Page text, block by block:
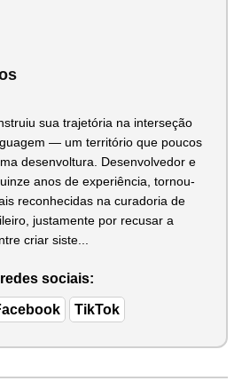
sua trajetória na interseção
— um território que poucos
desenvoltura. Desenvolvedor e
anos de experiência, tornou-
reconhecidas na curadoria de
justamente por recusar a
criar siste...
sociais:
TikTok